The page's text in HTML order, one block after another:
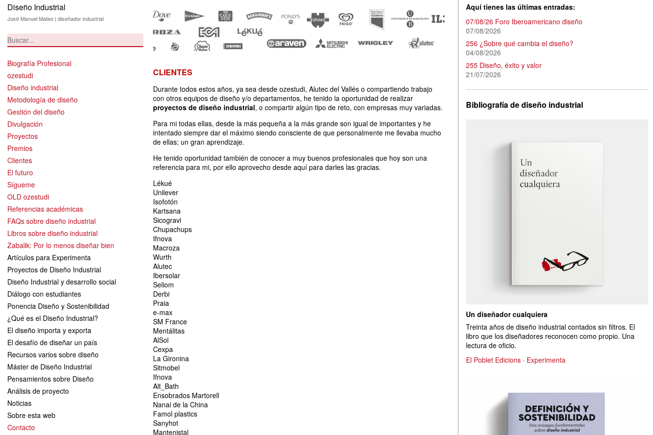
Diseño Industrial
José Manuel Mateo | diseñador industrial
Biografía Profesional
ozestudi
Diseño industrial
Metodología de diseño
Gestión del diseño
Divulgación
Proyectos
Premios
Clientes
El futuro
Sígueme
OLD ozestudi
Referencias académicas
FAQs sobre diseño industrial
Libros sobre diseño industrial
Zabalik: Por lo menos diseñar bien
Artículos para Experimenta
Proyectos de Diseño Industrial
Diseño Industrial y desarrollo social
Diálogo con estudiantes
Ponencia Diseño y Sostenibilidad
¿Qué es el Diseño Industrial?
El diseño importa y exporta
El desafío de diseñar un país
Recursos varios sobre diseño
Máster de Diseño Industrial
Pensamientos sobre Diseño
Análisis de proyecto
Noticias
Sobre esta web
Contacto
CLIENTES
Durante todos estos años, ya sea desde ozestudi, Alutec del Vallés o compartiendo trabajo
con otros equipos de diseño y/o departamentos, he tenido la oportunidad de realizar
proyectos de diseño industrial, o compartir algún tipo de reto, con empresas muy variadas.
Para mi todas ellas, desde la más pequeña a la más grande son igual de importantes y he
intentado siempre dar el máximo siendo consciente de que personalmente me llevaba mucho
de ellas; un gran aprendizaje.
He tenido oportunidad también de conocer a muy buenos profesionales que hoy son una
referencia para mi, por ello aprovecho desde aquí para darles las gracias.
Lékué
Unilever
Isofotón
Kartsana
Sicogravi
Chupachups
Ifnova
Macroza
Wurth
Alutec
Ibersolar
Seliom
Derbi
Praia
e-max
SM France
Mentálitas
AlSol
Cexpa
La Gironina
Sitmobel
Ifnova
Alt_Bath
Ensobrados Martorell
Nanai de la China
Famol plastics
Sanyhot
Mantenistal
Aquí tienes las últimas entradas:
07/08/26 Foro Iberoamericano diseño
07/08/2026
256 ¿Sobre qué cambia el diseño?
04/08/2026
255 Diseño, éxito y valor
21/07/2026
Bibliografía de diseño industrial
Un diseñador cualquiera
Treinta años de diseño industrial contados sin filtros. El
libro que los diseñadores reconocen como propio. Una
lectura de oficio.
El Poblet Edicions · Experimenta